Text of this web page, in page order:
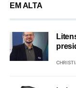
EM ALTA